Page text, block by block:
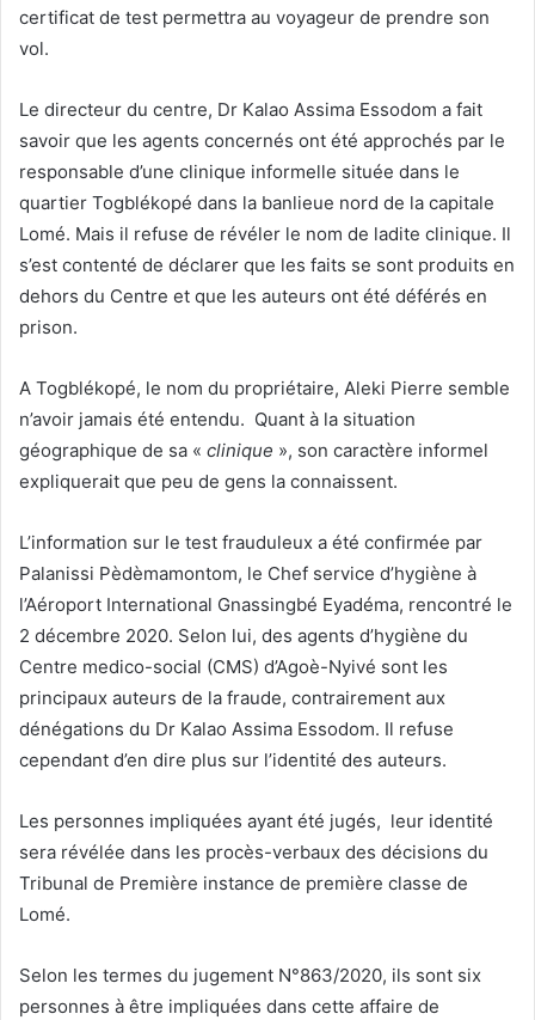
certificat de test permettra au voyageur de prendre son
vol.
Le directeur du centre, Dr Kalao Assima Essodom a fait
savoir que les agents concernés ont été approchés par le
responsable d’une clinique informelle située dans le
quartier Togblékopé dans la banlieue nord de la capitale
Lomé. Mais il refuse de révéler le nom de ladite clinique. Il
s’est contenté de déclarer que les faits se sont produits en
dehors du Centre et que les auteurs ont été déférés en
prison.
A Togblékopé, le nom du propriétaire, Aleki Pierre semble
n’avoir jamais été entendu. Quant à la situation
géographique de sa « clinique », son caractère informel
expliquerait que peu de gens la connaissent.
L’information sur le test frauduleux a été confirmée par
Palanissi Pèdèmamontom, le Chef service d’hygiène à
l’Aéroport International Gnassingbé Eyadéma, rencontré le
2 décembre 2020. Selon lui, des agents d’hygiène du
Centre medico-social (CMS) d’Agoè-Nyivé sont les
principaux auteurs de la fraude, contrairement aux
dénégations du Dr Kalao Assima Essodom. Il refuse
cependant d’en dire plus sur l’identité des auteurs.
Les personnes impliquées ayant été jugés, leur identité
sera révélée dans les procès-verbaux des décisions du
Tribunal de Première instance de première classe de
Lomé.
Selon les termes du jugement N°863/2020, ils sont six
personnes à être impliquées dans cette affaire de